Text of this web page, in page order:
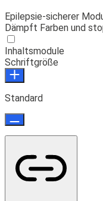
Epilepsie-sicherer
Dämpft Farben und
Inhaltsmodule
Schriftgröße
Standard